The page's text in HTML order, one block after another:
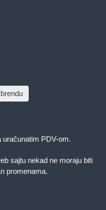
PDV-om.
sajtu nekad ne moraju biti
promenama.